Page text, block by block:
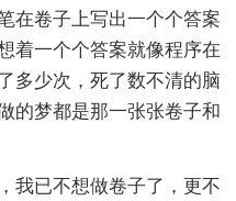
在卷子上写出一个个答案
着一个个答案就像程序在
多少次，死了数不清的脑
的梦都是那一张张卷子和
我已不想做卷子了，更不